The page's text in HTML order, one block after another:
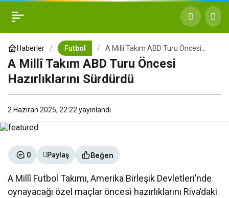
Haberler Futbol
A Millî Takım ABD Turu Öncesi
Hazırlıklarını Sürdürdü
A Millî Takım ABD Turu Öncesi
Hazırlıklarını Sürdürdü
2 Haziran 2025, 22:22 yayınlandı
0 Paylaş Beğen
A Millî Futbol Takımı, Amerika Birleşik Devletleri’nde
oynayacağı özel maçlar öncesi hazırlıklarını Riva’daki
A Millî Takım ABD Turu
Öncesi Hazırlıklarını
Sürdürdü
0 Paylaş